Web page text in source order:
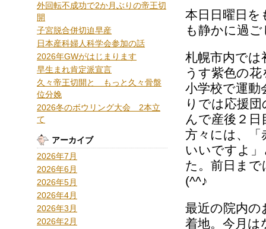
外回転不成功で2か月ぶりの帝王切
開
子宮脱合併切迫早産
日本産科婦人科学会参加の話
2026年GWがはじまります
早生まれ肯定派宣言
久々帝王切開と もっと久々骨盤
位分娩
2026冬のボウリング大会 2本立
て
アーカイブ
2026年7月
2026年6月
2026年5月
2026年4月
2026年3月
2026年2月
本日日曜日を
も静かに過
札幌市内で
うす紫色の
小学校で運動
りでは応援
んで産後２
方々には、
いいですよ
た。前日ま
(^^♪
最近の院内の
着地。今月は